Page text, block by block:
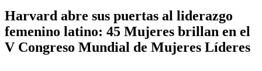
Harvard abre sus puertas al liderazgo
femenino latino: 45 Mujeres brillan en el
V Congreso Mundial de Mujeres Líderes